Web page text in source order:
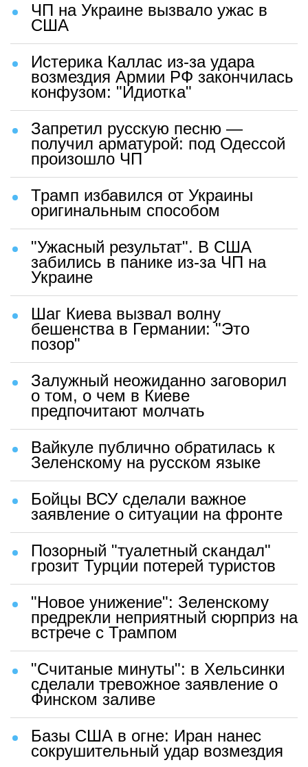
ЧП на Украине вызвало ужас в
США
Истерика Каллас из-за удара
возмездия Армии РФ закончилась
конфузом: "Идиотка"
Запретил русскую песню —
получил арматурой: под Одессой
произошло ЧП
Трамп избавился от Украины
оригинальным способом
"Ужасный результат". В США
забились в панике из-за ЧП на
Украине
Шаг Киева вызвал волну
бешенства в Германии: "Это
позор"
Залужный неожиданно заговорил
о том, о чем в Киеве
предпочитают молчать
Вайкуле публично обратилась к
Зеленскому на русском языке
Бойцы ВСУ сделали важное
заявление о ситуации на фронте
Позорный "туалетный скандал"
грозит Турции потерей туристов
"Новое унижение": Зеленскому
предрекли неприятный сюрприз на
встрече с Трампом
"Считаные минуты": в Хельсинки
сделали тревожное заявление о
Финском заливе
Базы США в огне: Иран нанес
сокрушительный удар возмездия